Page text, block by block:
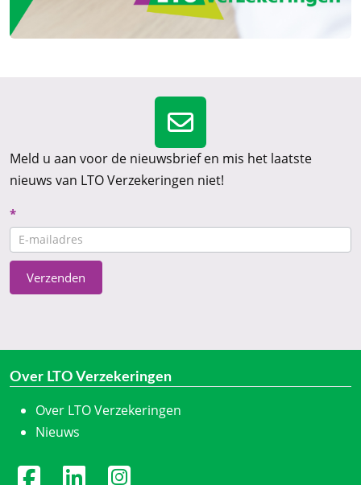
Meld u aan voor de nieuwsbrief en mis het laatste
nieuws van LTO Verzekeringen niet!
Nieuwsbrief
CTA
*
Verzenden
Over LTO Verzekeringen
Over LTO Verzekeringen
Nieuws